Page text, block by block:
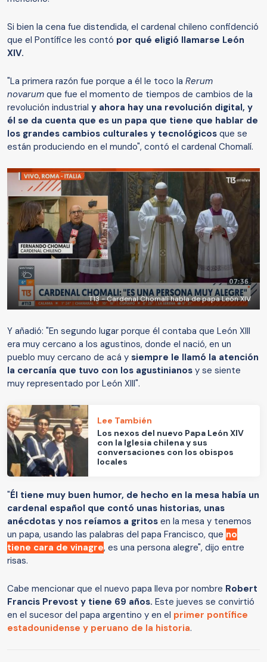
Si bien la cena fue distendida, el cardenal chileno confidenció
que el Pontífice les contó por qué eligió llamarse León
XIV.
"La primera razón fue porque a él le toco la Rerum
novarum que fue el momento de tiempos de cambios de la
revolución industrial y ahora hay una revolución digital, y
él se da cuenta que es un papa que tiene que hablar de
los grandes cambios culturales y tecnológicos que se
están produciendo en el mundo", contó el cardenal Chomalí.
T13 - Cardenal Chomalí habla de papa León XIV
Y añadió: "En segundo lugar porque él contaba que León XIII
era muy cercano a los agustinos, donde el nació, en un
pueblo muy cercano de acá y siempre le llamó la atención
la cercanía que tuvo con los agustinianos y se siente
muy representado por León XIII".
Lee También
Los nexos del nuevo Papa León XIV
con la Iglesia chilena y sus
conversaciones con los obispos
locales
"Él tiene muy buen humor, de hecho en la mesa había un
cardenal español que contó unas historias, unas
anécdotas y nos reíamos a gritos en la mesa y tenemos
un papa, usando las palabras del papa Francisco, que no
tiene cara de vinagre, es una persona alegre", dijo entre
risas.
Cabe mencionar que el nuevo papa lleva por nombre Robert
Francis Prevost y tiene 69 años. Este jueves se convirtió
en el sucesor del papa argentino y en el primer pontífice
estadounidense y peruano de la historia.